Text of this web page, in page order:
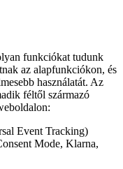
funkciókat tudunk
az alapfunkciókon, és
használatát. Az
féltől származó
Event Tracking)
Mode, Klarna,